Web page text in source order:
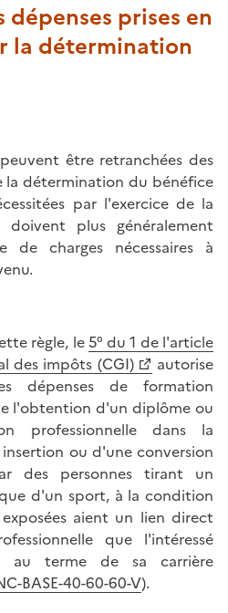
dépenses prises en
la détermination
être retranchées des
la détermination du bénéfice
par l'exercice de la
doivent plus généralement
de charges nécessaires à
règle, le 5° du 1 de l'article
des impôts (CGI)
autorise
dépenses de formation
l'obtention d'un diplôme ou
professionnelle dans la
ou d'une conversion
des personnes tirant un
d'un sport, à la condition
aient un lien direct
que l'intéressé
au terme de sa carrière
BASE-40-60-60-V).